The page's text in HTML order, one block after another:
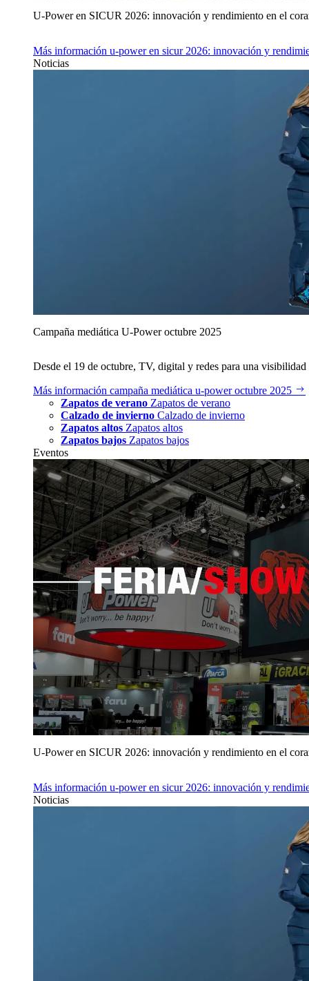
U‑Power en SICUR 2026: innovación y rendimiento en el
Más información u‑power en sicur 2026: innovación y
Noticias
Campaña mediática U‑Power octubre 2025
Desde el 19 de octubre, TV, digital y redes para una
Más información campaña mediática u‑power octubre 2025
Zapatos de verano Zapatos de verano
Calzado de invierno Calzado de invierno
Zapatos altos Zapatos altos
Zapatos bajos Zapatos bajos
Eventos
U‑Power en SICUR 2026: innovación y rendimiento en el
Más información u‑power en sicur 2026: innovación y
Noticias